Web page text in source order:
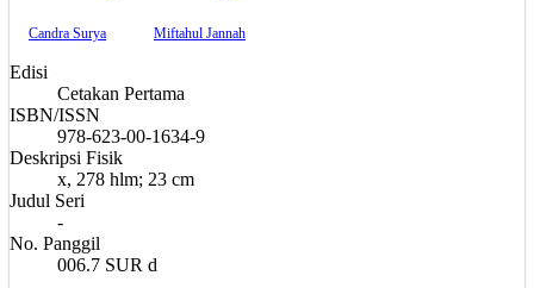
Candra Surya Miftahul Jannah
Edisi
Cetakan Pertama
ISBN/ISSN
978-623-00-1634-9
Deskripsi Fisik
x, 278 hlm; 23 cm
Judul Seri
-
No. Panggil
006.7 SUR d